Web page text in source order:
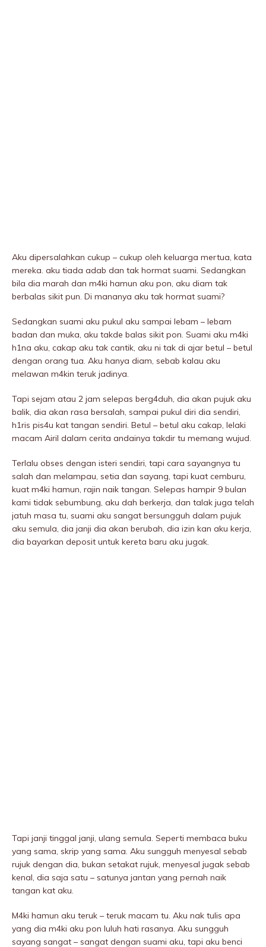
Aku dipersalahkan cukup – cukup oleh keluarga mertua, kata
mereka. aku tiada adab dan tak hormat suami. Sedangkan
bila dia marah dan m4ki hamun aku pon, aku diam tak
berbaIas sikit pun. Di mananya aku tak hormat suami?
Sedangkan suami aku pukuI aku sampai lebam – lebam
badan dan muka, aku takde baIas sikit pon. Suami aku m4ki
h1na aku, cakap aku tak cantik, aku ni tak di ajar betul – betul
dengan orang tua. Aku hanya diam, sebab kalau aku
meIawan m4kin teruk jadinya.
Tapi sejam atau 2 jam selepas berg4duh, dia akan pujuk aku
balik, dia akan rasa bersalah, sampai pukuI diri dia sendiri,
h1ris pis4u kat tangan sendiri. Betul – betul aku cakap, lelaki
macam Airil dalam cerita andainya takdir tu memang wujud.
Terlalu obses dengan isteri sendiri, tapi cara sayangnya tu
salah dan meIampau, setia dan sayang, tapi kuat cemburu,
kuat m4ki hamun, rajin naik tangan. Selepas hampir 9 bulan
kami tidak sebumbung, aku dah berkerja, dan taIak juga telah
jatuh masa tu, suami aku sangat bersungguh dalam pujuk
aku semula, dia janji dia akan berubah, dia izin kan aku kerja,
dia bayarkan deposit untuk kereta baru aku jugak.
Tapi janji tinggal janji, ulang semula. Seperti membaca buku
yang sama, skrip yang sama. Aku sungguh menyesal sebab
rujuk dengan dia, bukan setakat rujuk, menyesal jugak sebab
kenal, dia saja satu – satunya jantan yang pernah naik
tangan kat aku.
M4ki hamun aku teruk – teruk macam tu. Aku nak tulis apa
yang dia m4ki aku pon luluh hati rasanya. Aku sungguh
sayang sangat – sangat dengan suami aku, tapi aku benci